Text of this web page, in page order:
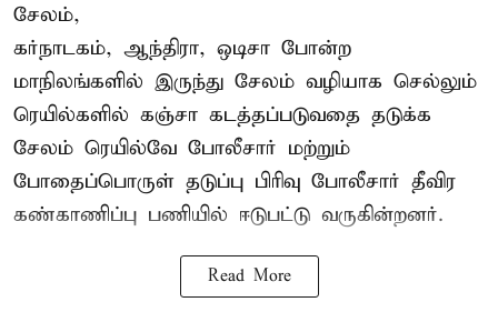
சேலம்,
கர்நாடகம், ஆந்திரா, ஒடிசா போன்ற
மாநிலங்களில் இருந்து சேலம் வழியாக செல்லும்
ரெயில்களில் கஞ்சா கடத்தப்படுவதை தடுக்க
சேலம் ரெயில்வே போலீசார் மற்றும்
போதைப்பொருள் தடுப்பு பிரிவு போலீசார் தீவிர
கண்காணிப்பு பணியில் ஈடுபட்டு வருகின்றனர்.
Read More